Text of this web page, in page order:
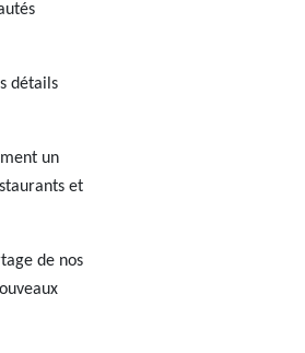
détails
un
et
de nos